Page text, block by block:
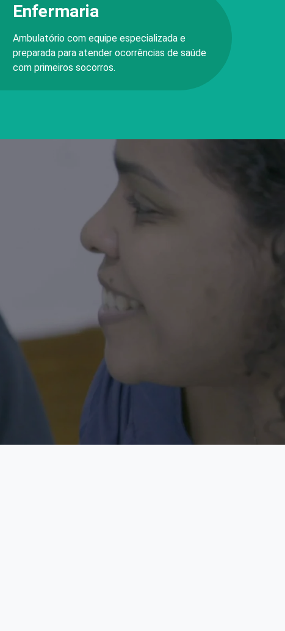
Enfermaria
Ambulatório com equipe especializada e
preparada para atender ocorrências de saúde
com primeiros socorros.